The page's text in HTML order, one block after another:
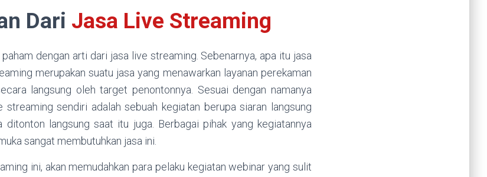
Dari Jasa Live Streaming
dengan arti dari jasa live streaming. Sebenarnya, apa itu jasa
merupakan suatu jasa yang menawarkan layanan perekaman
langsung oleh target penontonnya. Sesuai dengan namanya
sendiri adalah sebuah kegiatan berupa siaran langsung
ditonton langsung saat itu juga. Berbagai pihak yang kegiatannya
sangat membutuhkan jasa ini.
ini, akan memudahkan para pelaku kegiatan webinar yang sulit